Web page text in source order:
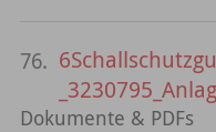
76.
Dokumente & PDFs